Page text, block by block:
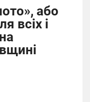
або
всіх і